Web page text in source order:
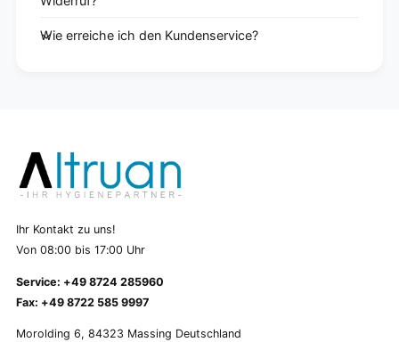
Wie erreiche ich den Kundenservice?
Ihr Kontakt zu uns!
Von 08:00 bis 17:00 Uhr
Service: +49 8724 285960
Fax: +49 8722 585 9997
Morolding 6, 84323 Massing Deutschland